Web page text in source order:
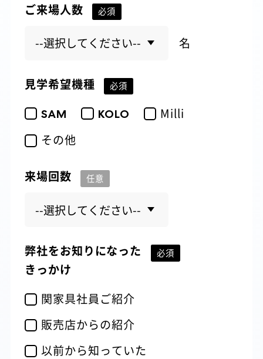
ご来場人数
名
見学希望機種
SAM KOLO
Milli
その他
来場回数
弊社をお知りになった
きっかけ
関家具社員ご紹介
販売店からの紹介
以前から知っていた